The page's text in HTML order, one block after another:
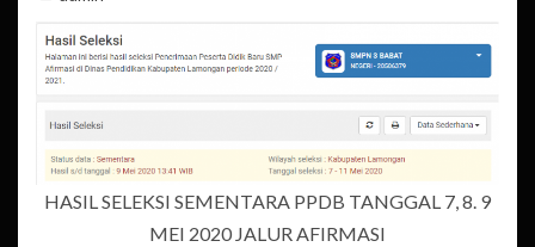
HASIL SELEKSI SEMENTARA PPDB TANGGAL 7, 8. 9
MEI 2020 JALUR AFIRMASI